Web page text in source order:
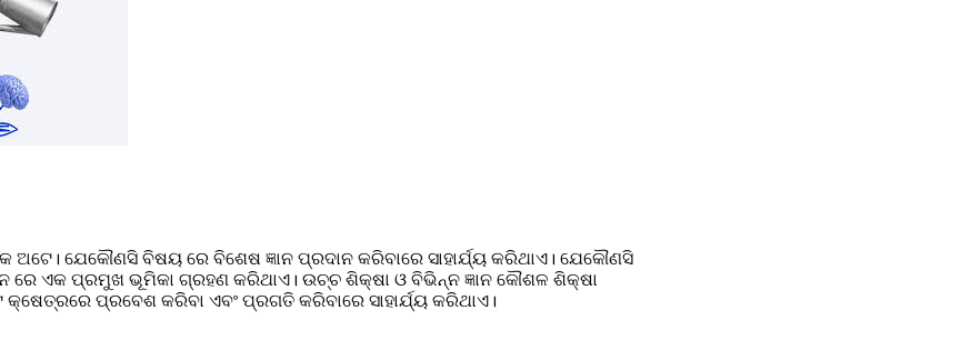
ଅଟେ। ଯେକୌଣସି ବିଷୟ ରେ ବିଶେଷ ଜ୍ଞାନ ପ୍ରଦାନ କରିବାରେ ସାହାର୍ଯ୍ୟ କରିଥାଏ। ଯେକୌଣସି
ଏକ ପ୍ରମୁଖ ଭୂମିକା ଗ୍ରହଣ କରିଥାଏ। ଉଚ୍ଚ ଶିକ୍ଷା ଓ ବିଭିନ୍ନ ଜ୍ଞାନ କୌଶଳ ଶିକ୍ଷା
କ୍ଷେତ୍ରରେ ପ୍ରବେଶ କରିବା ଏବଂ ପ୍ରଗତି କରିବାରେ ସାହାର୍ଯ୍ୟ କରିଥାଏ।